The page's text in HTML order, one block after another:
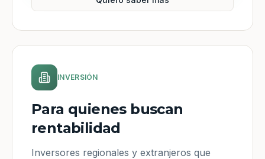
INVERSIÓN
Para quienes buscan
rentabilidad
Inversores regionales y extranjeros que